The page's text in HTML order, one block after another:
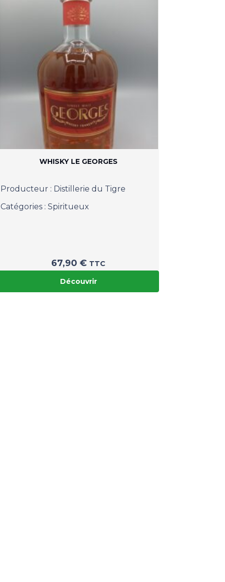
WHISKY LE GEORGES
Producteur : Distillerie du Tigre
Catégories :Spiritueux
67,90€ TTC
Découvrir